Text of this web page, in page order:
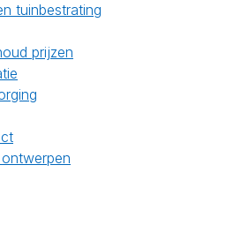
tuinbestrating
prijzen